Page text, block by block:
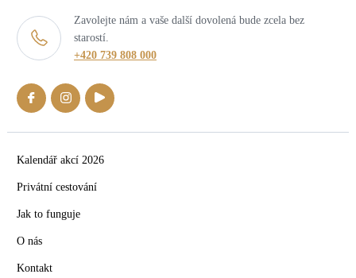
Zavolejte nám a vaše další dovolená bude zcela bez
starostí.
+420 739 808 000
Kalendář akcí 2026
Privátní cestování
Jak to funguje
O nás
Kontakt